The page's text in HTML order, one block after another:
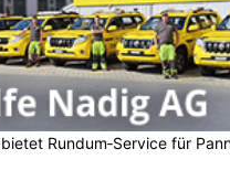
Rundum‑Service für